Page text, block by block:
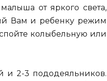
от яркого света,
Вам и ребенку режим
колыбельную или
и 2-3 пододеяльников.